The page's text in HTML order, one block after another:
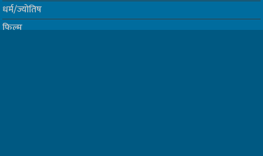
धर्म/ज्योतिष
फिल्म